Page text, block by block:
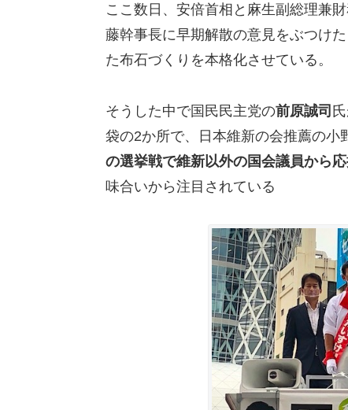
ここ数日、安倍首相と麻生副総理兼
藤幹事長に早期解散の意見をぶつけ
た布石づくりを本格化させている。
そうした中で国民民主党の前原誠司
袋の2か所で、日本維新の会推薦の小
の選挙戦で維新以外の国会議員から
味合いから注目されている